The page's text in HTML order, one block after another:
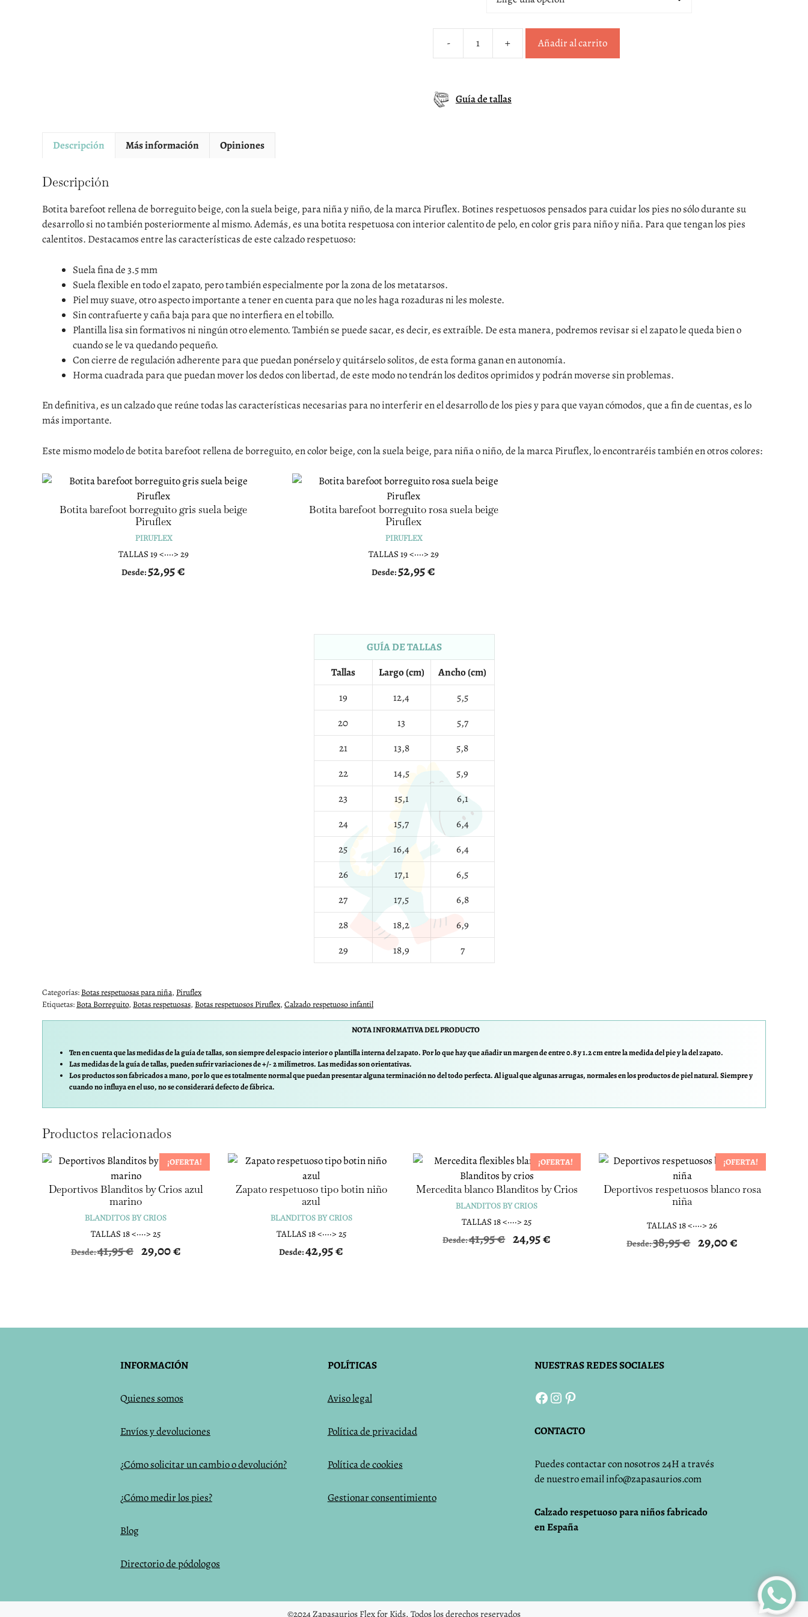
-
beige
suela
+ Añadir al carrito
Guía de tallas
Descripción Más información Opiniones
Descripción
Botita barefoot rellena de borreguito beige, con la suela beige, para niña y niño, de la marca Piruflex. Botines respetuosos pensados para cuidar los pies no sólo durante su
desarrollo si no también posteriormente al mismo. Además, es una botita respetuosa con interior calentito de pelo, en color gris para niño y niña. Para que tengan los pies
calentitos. Destacamos entre las características de este calzado respetuoso:
Suela fina de 3.5 mm
Suela flexible en todo el zapato, pero también especialmente por la zona de los metatarsos.
Piel muy suave, otro aspecto importante a tener en cuenta para que no les haga rozaduras ni les moleste.
Sin contrafuerte y caña baja para que no interfiera en el tobillo.
Plantilla lisa sin formativos ni ningún otro elemento. También se puede sacar, es decir, es extraíble. De esta manera, podremos revisar si el zapato le queda bien o
cuando se le va quedando pequeño.
Con cierre de regulación adherente para que puedan ponérselo y quitárselo solitos, de esta forma ganan en autonomía.
Horma cuadrada para que puedan mover los dedos con libertad, de este modo no tendrán los deditos oprimidos y podrán moverse sin problemas.
En definitiva, es un calzado que reúne todas las características necesarias para no interferir en el desarrollo de los pies y para que vayan cómodos, que a fin de cuentas, es lo
más importante.
Este mismo modelo de botita barefoot rellena de borreguito, en color beige, con la suela beige, para niña o niño, de la marca Piruflex, lo encontraréis también en otros colores:
Botita barefoot borreguito gris suela beige
Piruflex
PIRUFLEX
TALLAS 19 <····> 29
Desde:52,95€
Botita barefoot borreguito rosa suela beige
Piruflex
PIRUFLEX
TALLAS 19 <····> 29
Desde:52,95€
GUÍA DE TALLAS
Tallas
Largo (cm)
Ancho (cm)
19
12,4
5,5
20
13
5,7
21
13,8
5,8
22
14,5
5,9
23
15,1
6,1
24
15,7
6,4
25
16,4
6,4
26
17,1
6,5
27
17,5
6,8
28
18,2
6,9
29
18,9 7
Categorías: Botas respetuosas para niña, Piruflex
Etiquetas: Bota Borreguito, Botas respetuosas, Botas respetuosos Piruflex, Calzado respetuoso infantil
NOTA INFORMATIVA DEL PRODUCTO
Ten en cuenta que las medidas de la guía de tallas, son siempre del espacio interior o plantilla interna del zapato. Por lo que hay que añadir un margen de entre 0.8 y 1.2 cm entre la medida del pie y la del zapato.
Las medidas de la guía de tallas, pueden sufrir variaciones de +/- 2 milímetros. Las medidas son orientativas.
Los productos son fabricados a mano, por lo que es totalmente normal que puedan presentar alguna terminación no del todo perfecta. Al igual que algunas arrugas, normales en los productos de piel natural. Siempre y
cuando no influya en el uso, no se considerará defecto de fábrica.
Productos relacionados
¡OFERTA!
Deportivos Blanditos by Crios azul
marino
BLANDITOS BY CRIOS
TALLAS 18 <····> 25
Desde:41,95€ 29,00€
Zapato respetuoso tipo botin niño
azul
BLANDITOS BY CRIOS
TALLAS 18 <····> 25
Desde:42,95€
¡OFERTA!
Mercedita blanco Blanditos by Crios
BLANDITOS BY CRIOS
TALLAS 18 <····> 25
Desde:41,95€ 24,95€
¡OFERTA!
Deportivos respetuosos blanco rosa
niña
TALLAS 18 <····> 26
Desde:38,95€ 29,00€
INFORMACIÓN
Quienes somos
Envíos y devoluciones
¿Cómo solicitar un cambio o devolución?
¿Cómo medir los pies?
Blog
Directorio de pódologos
POLÍTICAS
Aviso legal
Política de privacidad
Política de cookies
Gestionar consentimiento
NUESTRAS REDES SOCIALES
Facebook
Instagram
Pinterest
CONTACTO
Puedes contactar con nosotros 24H a través
de nuestro email info@zapasaurios.com
Calzado respetuoso para niños fabricado
en España
©2024 Zapasaurios Flex for Kids. Todos los derechos reservados